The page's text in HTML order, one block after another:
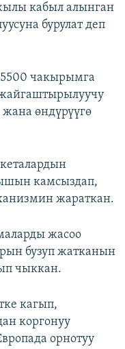
кабыл алынган
бурулат деп
чакырымга
жана өндүрүүгө
камсыздап,
жараткан.
жасоо
бузуп жатканын
чыккан.
кагып,
коргонуу
орнотуу